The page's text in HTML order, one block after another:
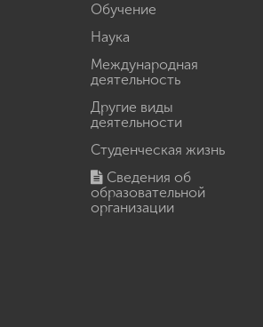
Обучение
Наука
Международная
деятельность
Другие виды
деятельности
Студенческая жизнь
Сведения об
образовательной
организации